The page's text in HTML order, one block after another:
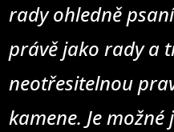
rady ohledně
právě jako rady a
neotřesitelnou
kamene. Je